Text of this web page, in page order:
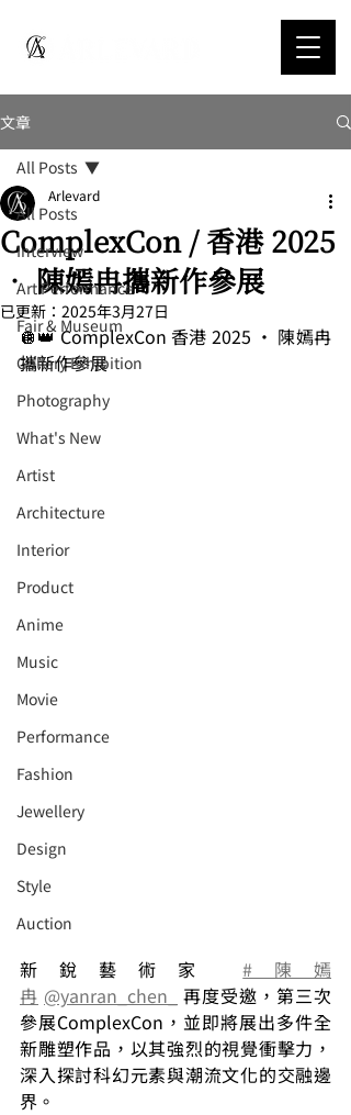
文章
All Posts
Interview
Art Performance
Fair & Museum
Gallery Exhibition
Photography
What's New
Artist
Architecture
Interior
⁠⁠Product
Anime
Music
⁠⁠Movie
⁠⁠Performance
⁠Fashion
⁠⁠Jewellery
Design
Style
Auction
All Posts
ComplexCon / 香港 2025
• 陳嫣冉攜新作參展
Arlevard
已更新： 2025年3月27日
🪩👑 ComplexCon 香港 2025 • 陳嫣冉
攜新作參展
新銳藝術家 #陳嫣
冉 @yanran_chen_
再度受邀，第三次
參展ComplexCon，並即將展出多件全
新雕塑作品，以其強烈的視覺衝擊力，
深入探討科幻元素與潮流文化的交融邊
界。